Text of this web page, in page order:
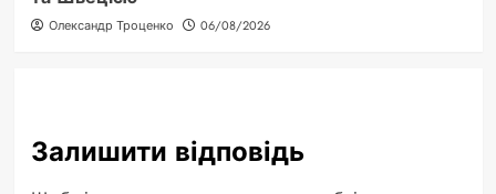
Олександр Троценко 06/08/2026
Залишити відповідь